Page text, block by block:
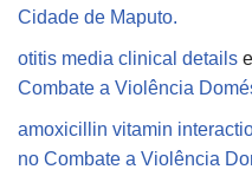
Cidade de Maputo.
otitis media clinical details
Combate a Violência
amoxicillin vitamin
no Combate a Violência